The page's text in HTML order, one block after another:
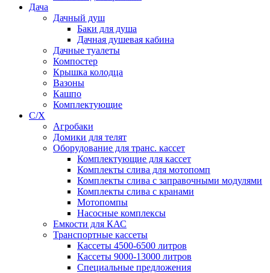
Дача
Дачный душ
Баки для душа
Дачная душевая кабина
Дачные туалеты
Компостер
Крышка колодца
Вазоны
Кашпо
Комплектующие
С/Х
Агробаки
Домики для телят
Оборудование для транс. кассет
Комплектующие для кассет
Комплекты слива для мотопомп
Комплекты слива с заправочными модулями
Комплекты слива с кранами
Мотопомпы
Насосные комплексы
Емкости для КАС
Транспортные кассеты
Кассеты 4500-6500 литров
Кассеты 9000-13000 литров
Специальные предложения